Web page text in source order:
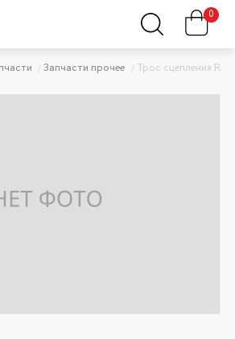
0
Запчасти прочее Трос сцепления R1